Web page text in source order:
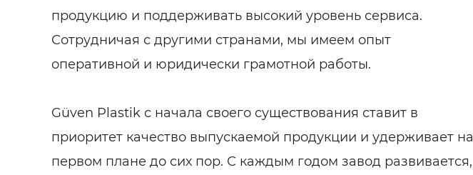
продукцию и поддерживать высокий уровень сервиса.
Сотрудничая с другими странами, мы имеем опыт
оперативной и юридически грамотной работы.
Güven Plastik с начала своего существования ставит в
приоритет качество выпускаемой продукции и удерживает на
первом плане до сих пор. С каждым годом завод развивается,